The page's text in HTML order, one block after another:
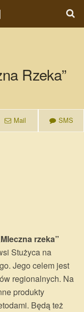
Rzeka”
Mail SMS
rzeka”
Stużyca na
Jego celem jest
regionalnych. Na
produkty
Będą też